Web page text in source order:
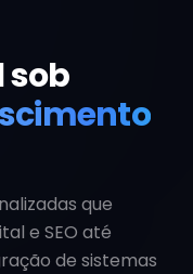
sob
que
e SEO até
de sistemas